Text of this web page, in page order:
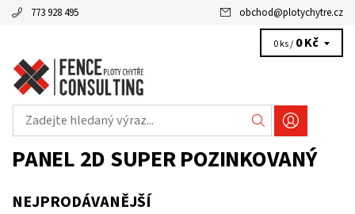
773 928 495 obchod@plotychytre.cz
0 ks / 0 Kč
PANEL 2D SUPER POZINKOVANÝ
NEJPRODÁVANĚJŠÍ